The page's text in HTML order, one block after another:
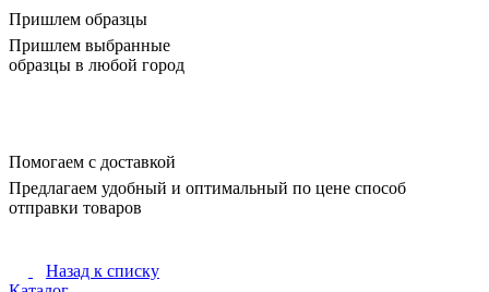
Пришлем образцы
Пришлем выбранные
образцы в любой город
Помогаем с доставкой
Предлагаем удобный и оптимальный по цене способ
отправки товаров
Назад к списку